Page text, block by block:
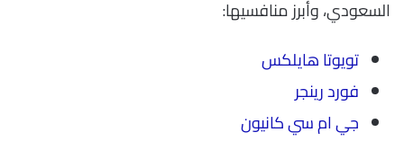
السعودي، وأبرز منافسيها:
تويوتا هايلكس
فورد رينجر
جي ام سي كانيون